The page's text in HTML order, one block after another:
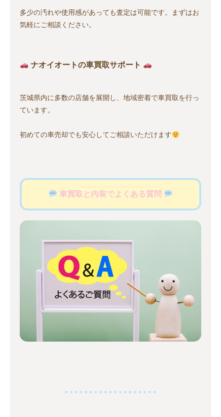
多少の汚れや使用感があっても査定は可能です。まずはお
気軽にご相談ください。
ナオイオートの車買取サポート
茨城県内に多数の店舗を展開し、地域密着で車買取を行っ
ています。
初めての車売却でも安心してご相談いただけます
車買取と内装でよくある質問